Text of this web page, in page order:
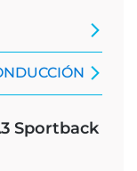
Sportback